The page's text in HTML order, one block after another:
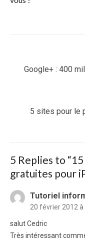
Previous
Google+ : 400
Next5 sites pour le
5 Replies to “
gratuites pour
Tutoriel
20 février 2012 à
salut Cedric
Très intéressant